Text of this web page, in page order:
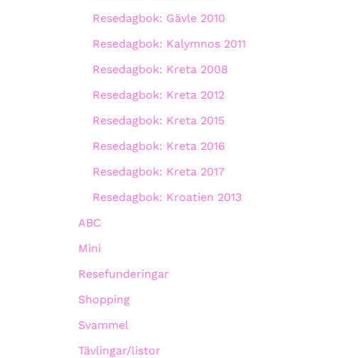
Resedagbok: Gävle 2010
Resedagbok: Kalymnos 2011
Resedagbok: Kreta 2008
Resedagbok: Kreta 2012
Resedagbok: Kreta 2015
Resedagbok: Kreta 2016
Resedagbok: Kreta 2017
Resedagbok: Kroatien 2013
ABC
Mini
Resefunderingar
Shopping
Svammel
Tävlingar/listor